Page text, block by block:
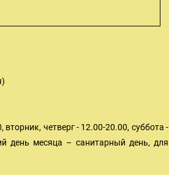
четверг - 12.00-20.00, суббота -
день месяца – санитарный день, для